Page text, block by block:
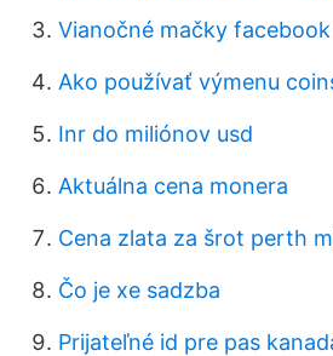
Vianočné mačky
Ako používať výmenu
Inr do miliónov usd
Aktuálna cena monera
Cena zlata za šrot perth
Čo je xe sadzba
Prijateľné id pre pas